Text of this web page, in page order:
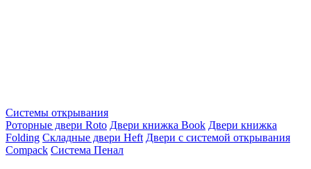
Системы открывания
Роторные двери Roto Двери книжка Book Двери книжка
Folding Складные двери Heft Двери с системой открывания
Compack Система Пенал